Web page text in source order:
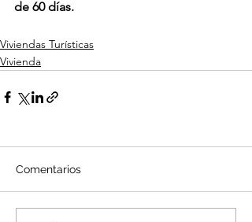
de 60 días.
Viviendas Turísticas
Vivienda
Comentarios